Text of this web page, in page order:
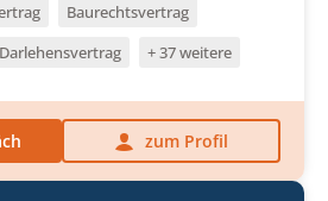
Baurechtsvertrag
Darlehensvertrag + 37 weitere
zum Profil